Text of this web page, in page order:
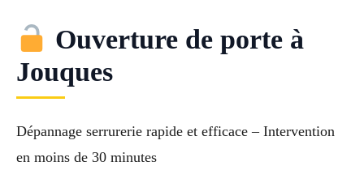
Ouverture de porte à
Jouques
Dépannage serrurerie rapide et efficace – Intervention
en moins de 30 minutes